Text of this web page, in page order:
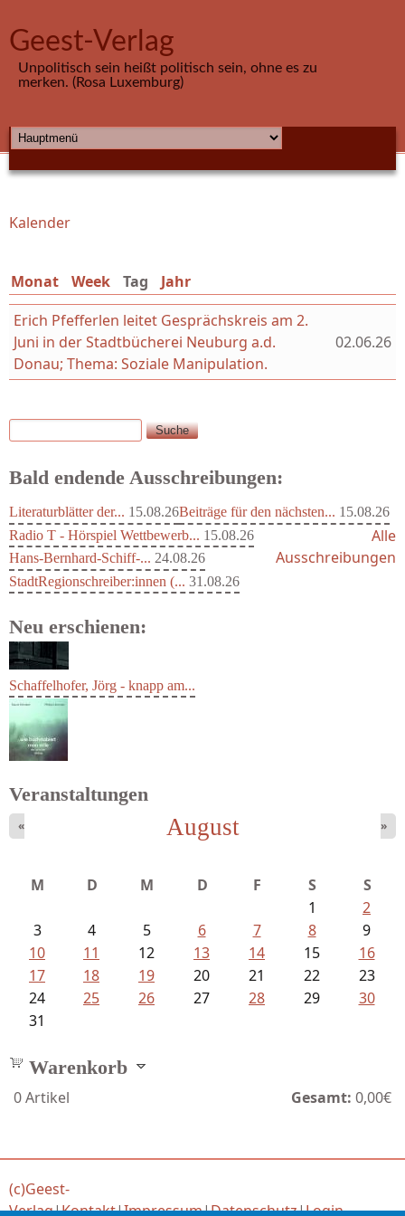
Geest-Verlag
Unpolitisch sein heißt politisch sein, ohne es zu
merken. (Rosa Luxemburg)
HAUPTMENÜ
Sie sind hier
Kalender
Monat Week Tag (aktiver Reiter)
Jahr
Erich Pfefferlen leitet Gesprächskreis am 2.
Juni in der Stadtbücherei Neuburg a.d.
Donau; Thema: Soziale Manipulation.
02.06.26
Suchformular
Suche
Bald endende Ausschreibungen:
Literaturblätter der... 15.08.26Beiträge für den nächsten... 15.08.26
Radio T - Hörspiel Wettbewerb... 15.08.26
Hans-Bernhard-Schiff-... 24.08.26
StadtRegionschreiber:innen (... 31.08.26
Alle
Ausschreibungen
Neu erschienen:
Sigune Schnabel und Philipp...
Veranstaltungen
August
« »
M D M D F S
S
1
2
3
4 5 6 7 8
9
10
11 12 13 14 15
16
17
18 19 20 21 22
23
24
25 26 27 28 29
30
31
Warenkorb
0Artikel Gesamt: 0,00€
(c)Geest-
Verlag|Kontakt|Impressum|Datenschutz|Login